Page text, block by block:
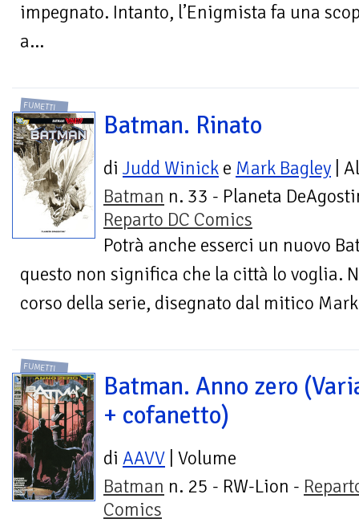
impegnato. Intanto, l’Enigmista fa una
a...
FUMETTI
Batman. Rinato
di Judd Winick e Mark Bagley |
Batman n. 33 - Planeta
Reparto DC Comics
Potrà anche esserci un nuovo
questo non significa che la città lo voglia.
corso della serie, disegnato dal mitico
FUMETTI
Batman. Anno zero
+ cofanetto)
di AAVV | Volume
Batman n. 25 - RW-Lion -
Comics